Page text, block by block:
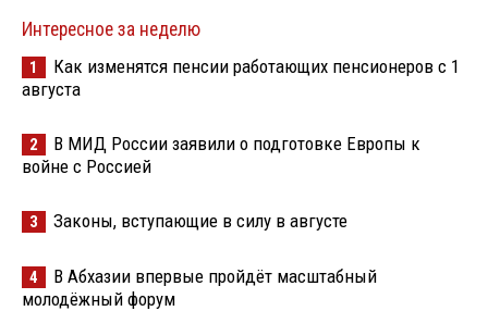
Интересное за неделю
1
Как изменятся пенсии работающих пенсионеров с 1
августа
2
В МИД России заявили о подготовке Европы к
войне с Россией
3 Законы, вступающие в силу в августе
4
В Абхазии впервые пройдёт масштабный
молодёжный форум